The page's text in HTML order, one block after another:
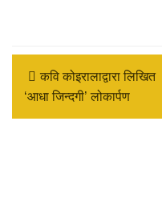
कवि कोइरालाद्वारा लिखित
‘आधा जिन्दगी’ लोकार्पण